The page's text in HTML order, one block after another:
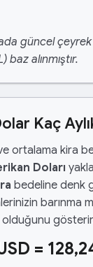
güncel çeyrek
baz alınmıştır.
Kaç
ortalama kira
Doları
bedeline denk
barınma
=